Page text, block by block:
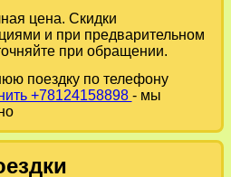
цена. Скидки
и при предварительном
при обращении.
поездку по телефону
+78124158898 - мы